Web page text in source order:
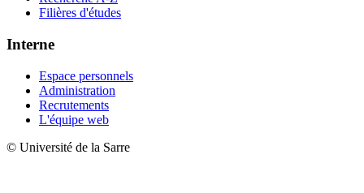
Filières d'études
Interne
Espace personnels
Administration
Recrutements
L'équipe web
© Université de la Sarre